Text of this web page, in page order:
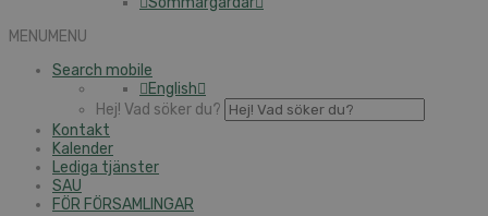
MENUMENU
Search mobile
English
Hej! Vad söker du?
Kontakt
Kalender
Lediga tjänster
SAU
FÖR FÖRSAMLINGAR